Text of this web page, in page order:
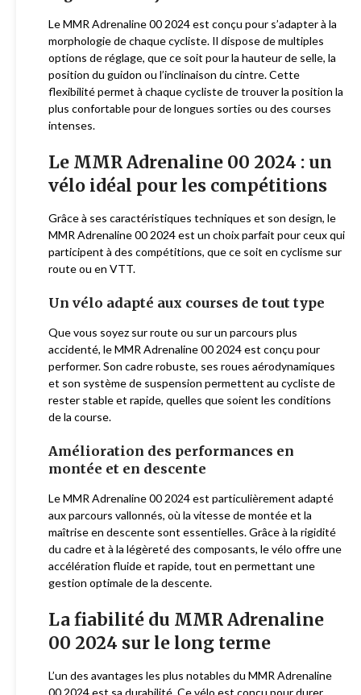
Le MMR Adrenaline 00 2024 est conçu pour s’adapter à la
morphologie de chaque cycliste. Il dispose de multiples
options de réglage, que ce soit pour la hauteur de selle, la
position du guidon ou l’inclinaison du cintre. Cette
flexibilité permet à chaque cycliste de trouver la position la
plus confortable pour de longues sorties ou des courses
intenses.
Le MMR Adrenaline 00 2024 : un
vélo idéal pour les compétitions
Grâce à ses caractéristiques techniques et son design, le
MMR Adrenaline 00 2024 est un choix parfait pour ceux qui
participent à des compétitions, que ce soit en cyclisme sur
route ou en VTT.
Un vélo adapté aux courses de tout type
Que vous soyez sur route ou sur un parcours plus
accidenté, le MMR Adrenaline 00 2024 est conçu pour
performer. Son cadre robuste, ses roues aérodynamiques
et son système de suspension permettent au cycliste de
rester stable et rapide, quelles que soient les conditions
de la course.
Amélioration des performances en
montée et en descente
Le MMR Adrenaline 00 2024 est particulièrement adapté
aux parcours vallonnés, où la vitesse de montée et la
maîtrise en descente sont essentielles. Grâce à la rigidité
du cadre et à la légèreté des composants, le vélo offre une
accélération fluide et rapide, tout en permettant une
gestion optimale de la descente.
La fiabilité du MMR Adrenaline
00 2024 sur le long terme
L’un des avantages les plus notables du MMR Adrenaline